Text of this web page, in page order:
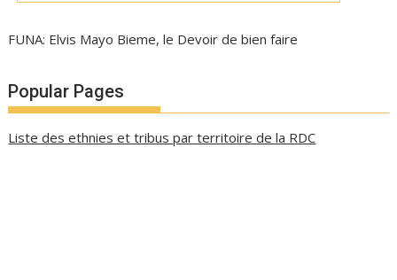
FUNA: Elvis Mayo Bieme, le Devoir de bien faire
Popular Pages
Liste des ethnies et tribus par territoire de la RDC